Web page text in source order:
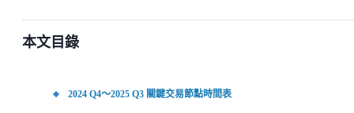
本文目錄
2024 Q4～2025 Q3 關鍵交易節點時間表